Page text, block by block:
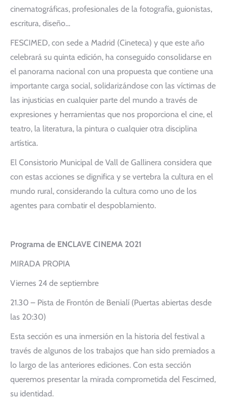
cinematográficas, profesionales de la fotografía, guionistas,
escritura, diseño…
FESCIMED, con sede a Madrid (Cineteca) y que este año
celebrará su quinta edición, ha conseguido consolidarse en
el panorama nacional con una propuesta que contiene una
importante carga social, solidarizándose con las víctimas de
las injusticias en cualquier parte del mundo a través de
expresiones y herramientas que nos proporciona el cine, el
teatro, la literatura, la pintura o cualquier otra disciplina
artística.
El Consistorio Municipal de Vall de Gallinera considera que
con estas acciones se dignifica y se vertebra la cultura en el
mundo rural, considerando la cultura como uno de los
agentes para combatir el despoblamiento.
Programa de ENCLAVE CINEMA 2021
MIRADA PROPIA
Viernes 24 de septiembre
21.30 – Pista de Frontón de Benialí (Puertas abiertas desde
las 20:30)
Esta sección es una inmersión en la historia del festival a
través de algunos de los trabajos que han sido premiados a
lo largo de las anteriores ediciones. Con esta sección
queremos presentar la mirada comprometida del Fescimed,
su identidad.